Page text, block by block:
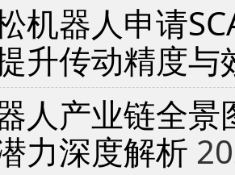
机器人申请
升传动精度与
人产业链全
力深度解析